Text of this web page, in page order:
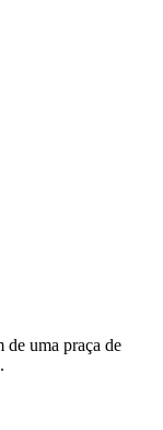
de uma praça de